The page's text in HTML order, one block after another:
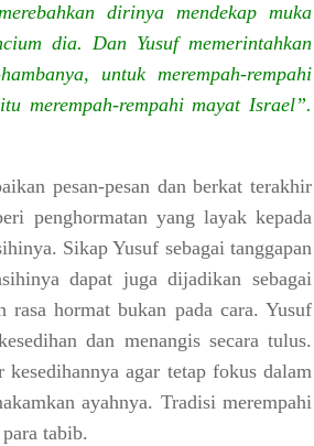
dirinya mendekap muka
dia. Dan Yusuf memerintahkan
untuk merempah-rempahi
merempah-rempahi mayat Israel”.
pesan-pesan dan berkat terakhir
penghormatan yang layak kepada
Sikap Yusuf sebagai tanggapan
dapat juga dijadikan sebagai
rasa hormat bukan pada cara. Yusuf
dan menangis secara tulus.
agar tetap fokus dalam
ayahnya. Tradisi merempahi
tabib.